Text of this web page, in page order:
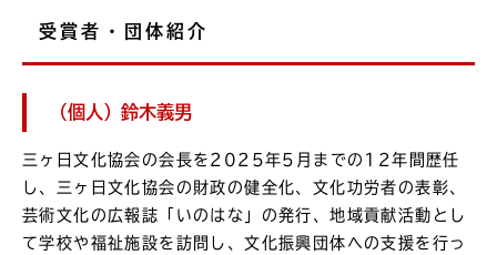
受賞者・団体紹介
（個人）鈴木義男
三ヶ日文化協会の会長を2025年5月までの12年間歴任
し、三ヶ日文化協会の財政の健全化、文化功労者の表彰、
芸術文化の広報誌「いのはな」の発行、地域貢献活動とし
て学校や福祉施設を訪問し、文化振興団体への支援を行っ